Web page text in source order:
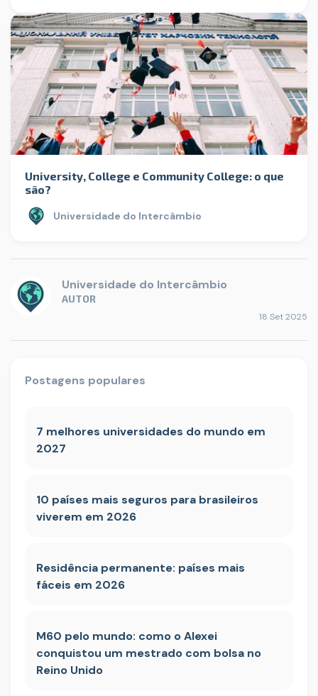
University, College e Community College: o que
são?
Universidade do Intercâmbio
Universidade do Intercâmbio
AUTOR
18 Set 2025
Postagens populares
7 melhores universidades do mundo em
2027
10 países mais seguros para brasileiros
viverem em 2026
Residência permanente: países mais
fáceis em 2026
M60 pelo mundo: como o Alexei
conquistou um mestrado com bolsa no
Reino Unido